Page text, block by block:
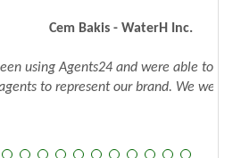
Bakis - WaterH Inc.
and were able to identify sales
our brand. We were..."